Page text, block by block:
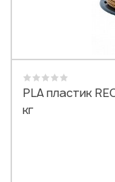
PLA пластик
кг